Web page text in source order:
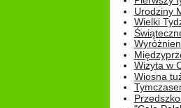
Urodziny
Wielki
Wizyta w
Wiosna